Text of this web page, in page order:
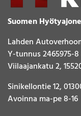
Suomen
Lahden
Y-tunnus 2465975-8
Viilaajankatu 2,
Sinikellontie 12,
Avoinna ma-pe 8-16